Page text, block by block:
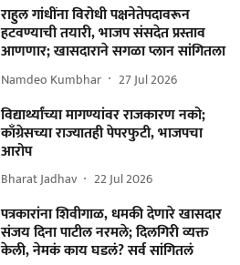
राहुल गांधींना विरोधी पक्षनेतेपदावरून
हटवण्याची तयारी, भाजप संसदेत प्रस्ताव
आणणार; खासदाराने सगळा प्लान सांगितला
Namdeo Kumbhar 27 Jul 2026
विद्यार्थ्यांच्या मागण्यांवर राजकारण नको;
काँग्रेसच्या राज्यातही पेपरफुटी, भाजपचा
आरोप
Bharat Jadhav 22 Jul 2026
पत्रकारांना शिवीगाळ, धमकी देणारे खासदार
संजय दिना पाटील नरमले; दिलगिरी व्यक्त
केली, नेमकं काय घडलं? सर्व सांगितलं